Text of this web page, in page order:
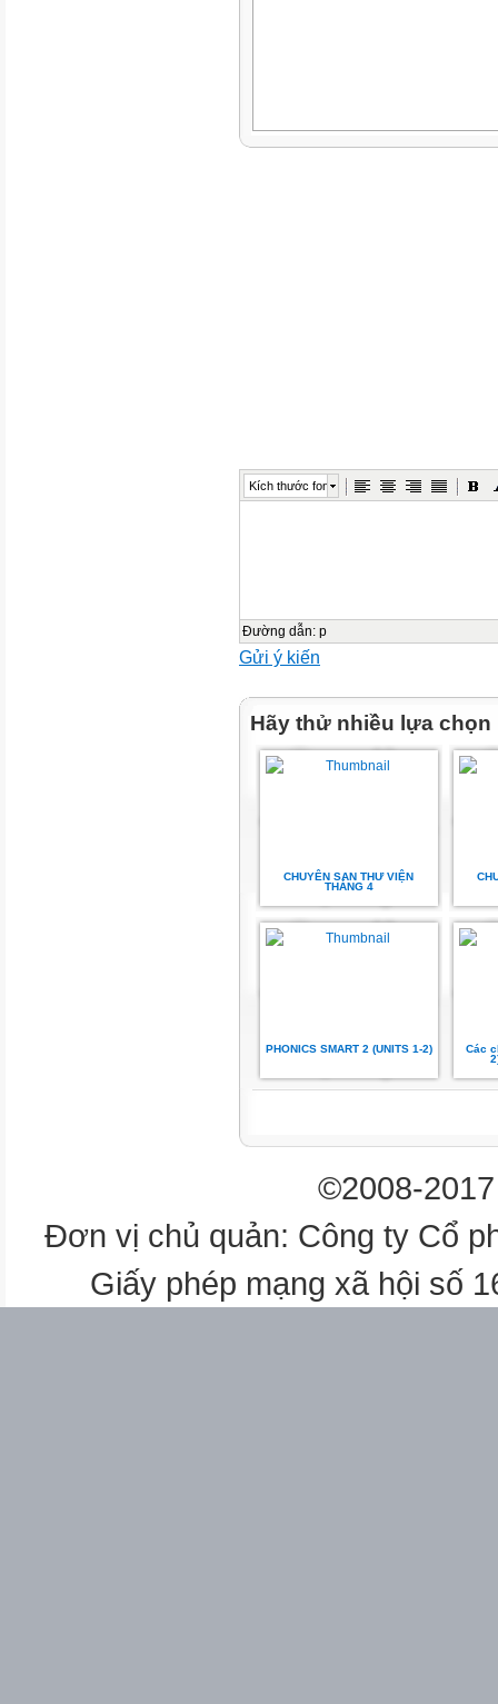
Kích thước font
Đường dẫn: p
Gửi ý kiến
Hãy thử nhiều lựa chọn
CHUYÊN SAN THƯ VIỆN
THÁNG 4
PHONICS SMART 2 (UNITS 1-2)
Các
©2008-
Đơn vị chủ quản: Công ty Cổ
Giấy phép mạng xã hội số